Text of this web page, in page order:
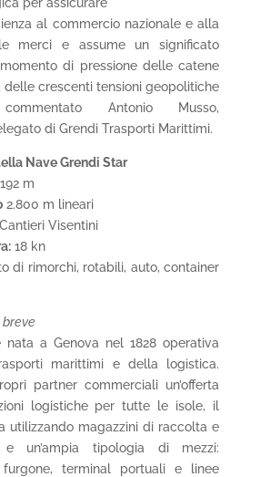
al commercio nazionale e alla
merci e assume un significato
di pressione delle catene
delle crescenti tensioni geopolitiche
Antonio Musso,
di Grendi Trasporti Marittimi.
Nave Grendi Star
m
2.800 m lineari
Visentini
18 kn
di rimorchi, rotabili, auto, container
breve
nata a Genova nel 1828 operativa
marittimi e della logistica.
partner commerciali un’offerta
logistiche per tutte le isole, il
utilizzando magazzini di raccolta e
un’ampia tipologia di mezzi:
furgone, terminal portuali e linee